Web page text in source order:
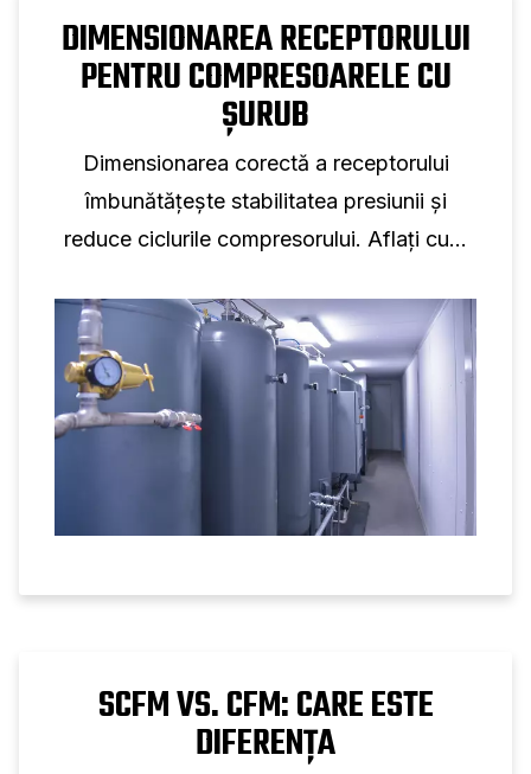
DIMENSIONAREA RECEPTORULUI
PENTRU COMPRESOARELE CU
ȘURUB
Dimensionarea corectă a receptorului
îmbunătățește stabilitatea presiunii și
reduce ciclurile compresorului. Aflați cum
compresorului cu șurub.
SCFM VS. CFM: CARE ESTE
DIFERENȚA